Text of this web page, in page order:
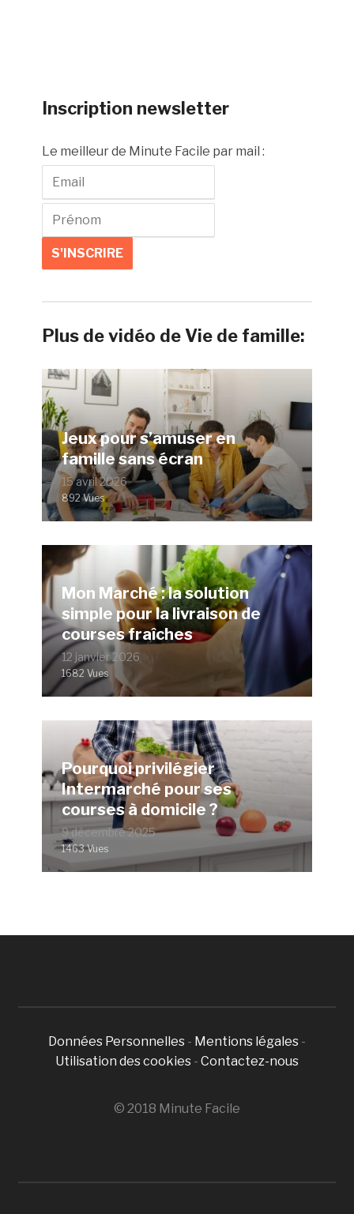
Inscription newsletter
Le meilleur de Minute Facile par mail :
Plus de vidéo de Vie de famille:
Jeux pour s’amuser en
famille sans écran
15 avril 2026
892 Vues
Mon Marché : la solution
simple pour la livraison de
courses fraîches
12 janvier 2026
1682 Vues
Pourquoi privilégier
Intermarché pour ses
courses à domicile ?
9 décembre 2025
1463 Vues
Données Personnelles - Mentions légales -
Utilisation des cookies - Contactez-nous
© 2018 Minute Facile